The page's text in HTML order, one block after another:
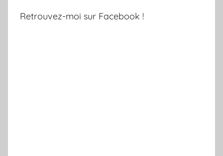
Retrouvez-moi sur Facebook !